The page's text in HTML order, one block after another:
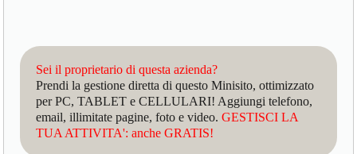
Sei il proprietario di questa azienda?
Prendi la gestione diretta di questo Minisito, ottimizzato
per PC, TABLET e CELLULARI! Aggiungi telefono,
email, illimitate pagine, foto e video.GESTISCI LA
TUA ATTIVITA': anche GRATIS!